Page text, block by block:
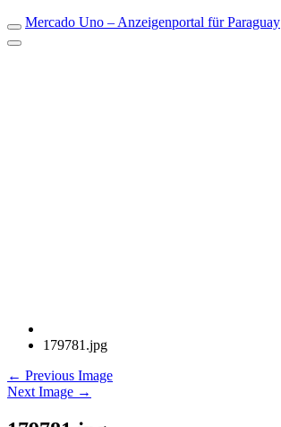
Mercado Uno – Anzeigenportal für Paraguay
179781.jpg
← Previous Image
Next Image →